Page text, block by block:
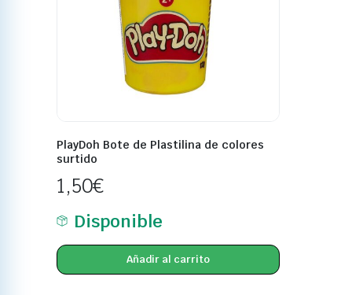
PlayDoh Bote de Plastilina de colores
surtido
1,50€
Disponible
Añadir al carrito